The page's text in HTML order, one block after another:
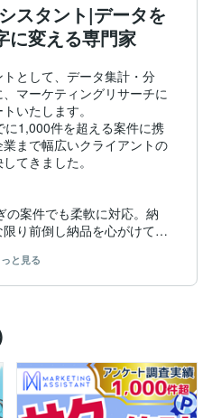
スタント|データを
に変える専門家
として、データ集計・分
マーケティングリサーチに
いたします。
1,000件を超える案件に携
まで幅広いクライアントの
てきました。
案件でも柔軟に対応。納
り前倒し納品を心がけてい
のまま実行するだけでな
を引き出し、最適な調査設
い。
っと見る